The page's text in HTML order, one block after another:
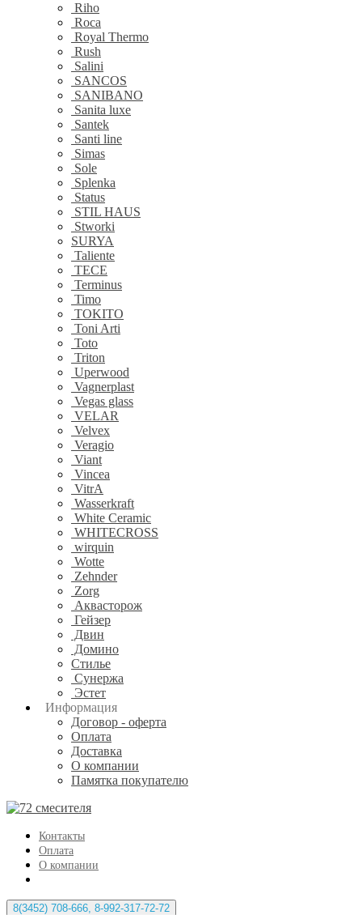
Riho
Roca
Royal Thermo
Rush
Salini
SANCOS
SANIBANO
Sanita luxe
Santek
Santi line
Simas
Sole
Splenka
Status
STIL HAUS
Stworki
SURYA
Taliente
TECE
Terminus
Timo
TOKITO
Toni Arti
Toto
Triton
Uperwood
Vagnerplast
Vegas glass
VELAR
Velvex
Veragio
Viant
Vincea
VitrA
Wasserkraft
White Ceramic
WHITECROSS
wirquin
Wotte
Zehnder
Zorg
Аквасторож
Гейзер
Двин
Домино
Стилье
Сунержа
Эстет
Информация
Договор - оферта
Оплата
Доставка
О компании
Памятка покупателю
Контакты
Оплата
О компании
8(3452) 708-666, 8-992-317-72-72